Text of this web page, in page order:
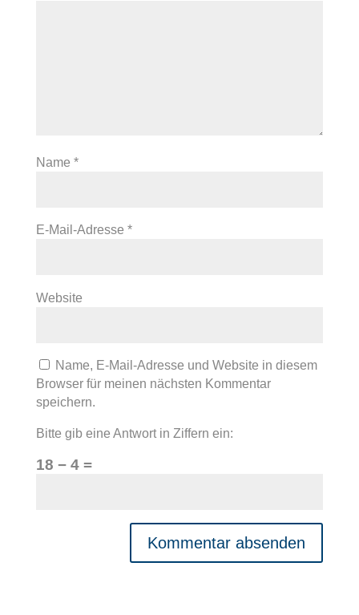
Name *
E-Mail-Adresse *
Website
Name, E-Mail-Adresse und Website in diesem
Browser für meinen nächsten Kommentar
speichern.
Bitte gib eine Antwort in Ziffern ein:
18 − 4 =